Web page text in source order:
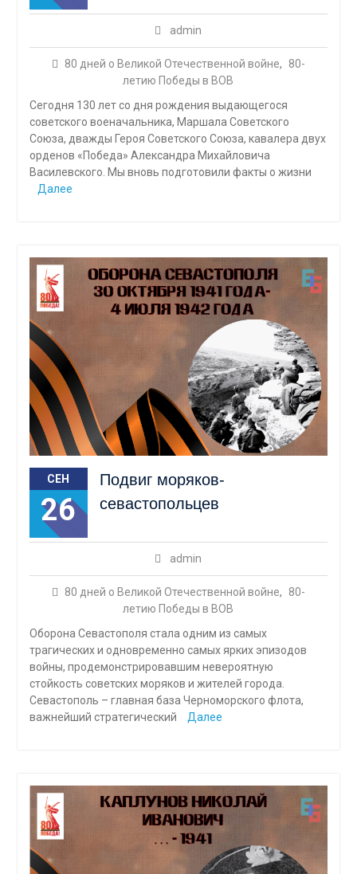
admin
80 дней о Великой Отечественной войне,
80-
летию Победы в ВОВ
Сегодня 130 лет со дня рождения выдающегося
советского военачальника, Маршала Советского
Союза, дважды Героя Советского Союза, кавалера двух
орденов «Победа» Александра Михайловича
Василевского. Мы вновь подготовили факты о жизни
Далее
СЕН
26
Подвиг моряков-
севастопольцев
admin
80 дней о Великой Отечественной войне,
80-
летию Победы в ВОВ
Оборона Севастополя стала одним из самых
трагических и одновременно самых ярких эпизодов
войны, продемонстрировавшим невероятную
стойкость советских моряков и жителей города.
Севастополь – главная база Черноморского флота,
важнейший стратегический
Далее